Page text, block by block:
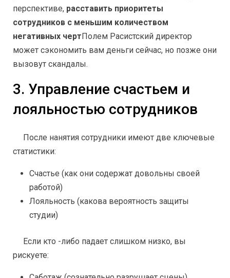
перспективе, расставить приоритеты
сотрудников с меньшим количеством
негативных чертПолем Расистский директор
может сэкономить вам деньги сейчас, но позже они
вызовут скандалы.
3. Управление счастьем и
лояльностью сотрудников
После нанятия сотрудники имеют две ключевые
статистики:
Счастье (как они содержат довольны своей
работой)
Лояльность (какова вероятность защиты
студии)
Если кто -либо падает слишком низко, вы
рискуете: